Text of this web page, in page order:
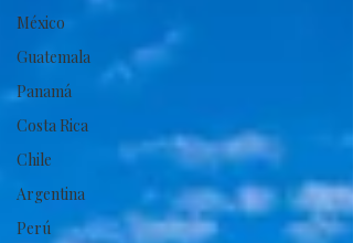
México
Guatemala
Panamá
Costa Rica
Chile
Argentina
Perú